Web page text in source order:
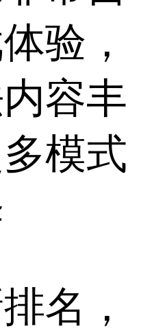
验，
容丰
模式
名，